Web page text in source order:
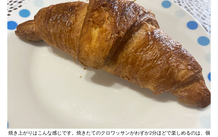
焼き上がりはこんな感じです。焼きたてのクロワッサンがわずか2分ほどで楽しめるのは、個